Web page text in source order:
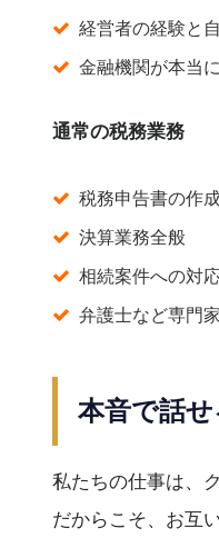
経営者の経験と
金融機関が本当
通常の税務業務
税務申告書の作
決算業務全般
相続案件への対
弁護士など専門
本音で話
私たちの仕事は、
だからこそ、お互